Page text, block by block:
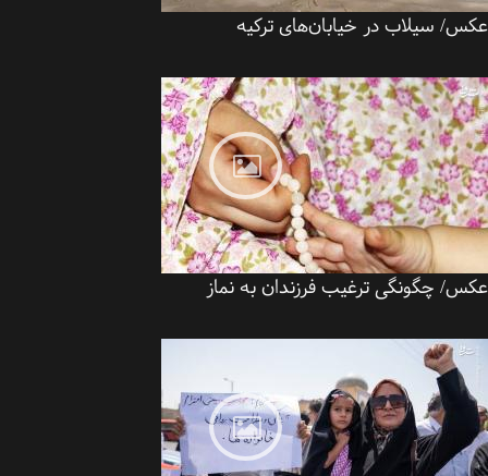
سیلاب در خیابان‌های ترکیه
چگونگی ترغیب فرزندان به نماز